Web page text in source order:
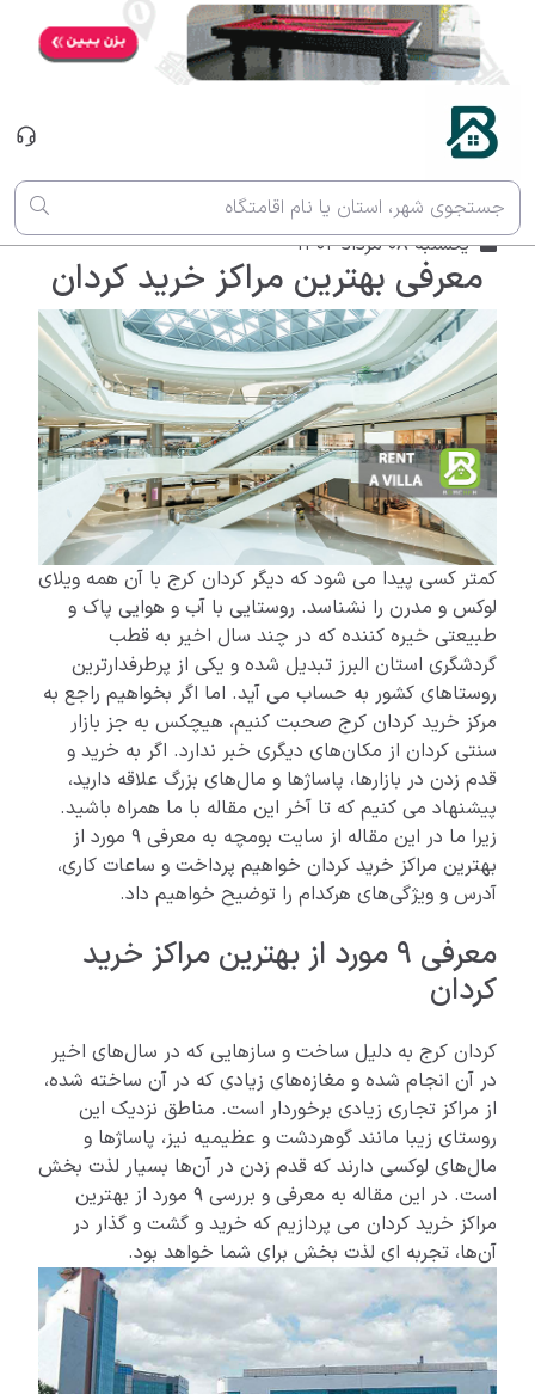
جستجوی شهر، استان یا نام اقامتگاه
یکشنبه 08 مرداد 1402
معرفی بهترین مراکز خرید کردان
کمتر کسی پیدا می شود که دیگر کردان کرج با آن همه ویلای
لوکس و مدرن را نشناسد. روستایی با آب و هوایی پاک و
طبیعتی خیره کننده که در چند سال اخیر به قطب
گردشگری استان البرز تبدیل شده و یکی از پرطرفدارترین
روستاهای کشور به حساب می آید. اما اگر بخواهیم راجع به
مرکز خرید کردان کرج صحبت کنیم، هیچکس به جز بازار
سنتی کردان از مکان‌های دیگری خبر ندارد. اگر به خرید و
قدم زدن در بازارها، پاساژها و مال‌های بزرگ علاقه دارید،
پیشنهاد می کنیم که تا آخر این مقاله با ما همراه باشید.
زیرا ما در این مقاله از سایت بومچه به معرفی 9 مورد از
بهترین مراکز خرید کردان خواهیم پرداخت و ساعات کاری،
آدرس و ویژگی‌های هرکدام را توضیح خواهیم داد.
معرفی 9 مورد از بهترین مراکز خرید
کردان
کردان کرج به دلیل ساخت و سازهایی که در سال‌های اخیر
در آن انجام شده و مغازه‌های زیادی که در آن ساخته شده،
از مراکز تجاری زیادی برخوردار است. مناطق نزدیک این
روستای زیبا مانند گوهردشت و عظیمیه نیز، پاساژها و
مال‌های لوکسی دارند که قدم زدن در آن‌ها بسیار لذت بخش
است. در این مقاله به معرفی و بررسی 9 مورد از بهترین
مراکز خرید کردان می پردازیم که خرید و گشت و گذار در
آن‌ها، تجربه ای لذت بخش برای شما خواهد بود.